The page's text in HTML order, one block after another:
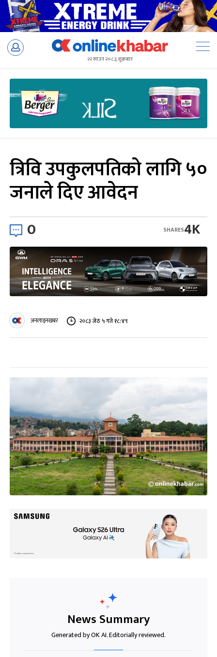
Skip
२२ साउन २०८३, शुक्रबार
त्रिवि उपकुलपतिको लागि ५०
जनाले दिए आवेदन
0 4K
SHARES
अनलाइनखबर २०८३ जेठ ५ गते १८:४९
News Summary
Generated by OK AI. Editorially reviewed.